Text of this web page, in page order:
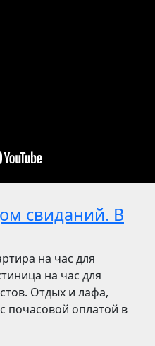
свиданий. В
на час для
на час для
Отдых и лафа,
почасовой оплатой в